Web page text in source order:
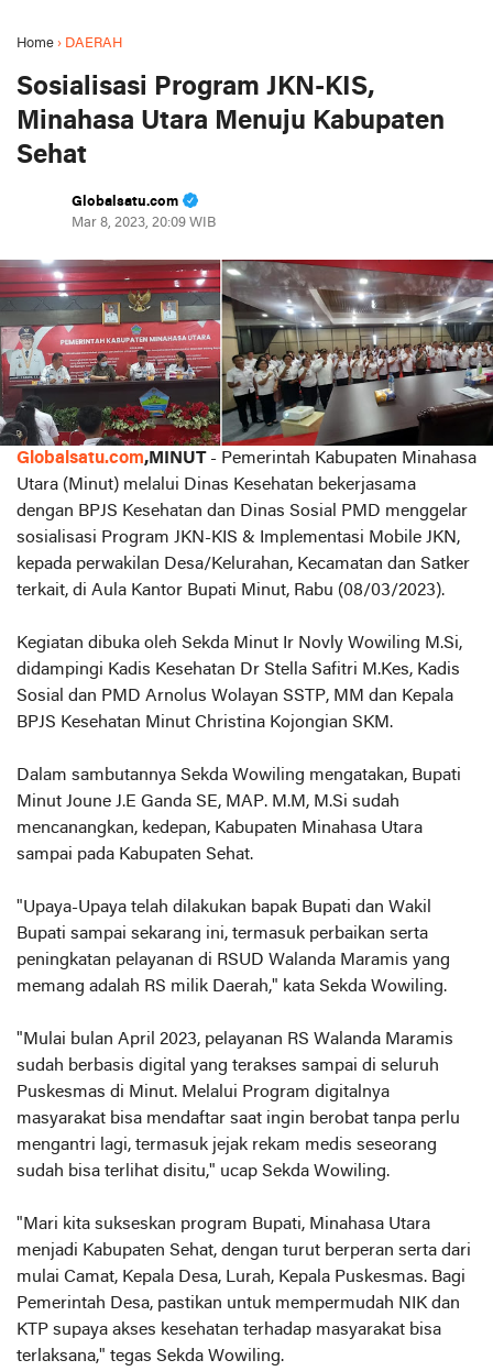
Home › DAERAH
Sosialisasi Program JKN-KIS,
Minahasa Utara Menuju Kabupaten
Sehat
Globalsatu.com
Mar 8, 2023, 20:09 WIB
Globalsatu.com,MINUT- Pemerintah Kabupaten Minahasa
Utara (Minut) melalui Dinas Kesehatan bekerjasama
dengan BPJS Kesehatan dan Dinas Sosial PMD menggelar
sosialisasi Program JKN-KIS & Implementasi Mobile JKN,
kepada perwakilan Desa/Kelurahan, Kecamatan dan Satker
terkait, di Aula Kantor Bupati Minut, Rabu (08/03/2023).
Kegiatan dibuka oleh Sekda Minut Ir Novly Wowiling M.Si,
didampingi Kadis Kesehatan Dr Stella Safitri M.Kes, Kadis
Sosial dan PMD Arnolus Wolayan SSTP, MM dan Kepala
BPJS Kesehatan Minut Christina Kojongian SKM.
Dalam sambutannya Sekda Wowiling mengatakan, Bupati
Minut Joune J.E Ganda SE, MAP. M.M, M.Si sudah
mencanangkan, kedepan, Kabupaten Minahasa Utara
sampai pada Kabupaten Sehat.
"Upaya-Upaya telah dilakukan bapak Bupati dan Wakil
Bupati sampai sekarang ini, termasuk perbaikan serta
peningkatan pelayanan di RSUD Walanda Maramis yang
memang adalah RS milik Daerah," kata Sekda Wowiling.
"Mulai bulan April 2023, pelayanan RS Walanda Maramis
sudah berbasis digital yang terakses sampai di seluruh
Puskesmas di Minut. Melalui Program digitalnya
masyarakat bisa mendaftar saat ingin berobat tanpa perlu
mengantri lagi, termasuk jejak rekam medis seseorang
sudah bisa terlihat disitu," ucap Sekda Wowiling.
"Mari kita sukseskan program Bupati, Minahasa Utara
menjadi Kabupaten Sehat, dengan turut berperan serta dari
mulai Camat, Kepala Desa, Lurah, Kepala Puskesmas. Bagi
Pemerintah Desa, pastikan untuk mempermudah NIK dan
KTP supaya akses kesehatan terhadap masyarakat bisa
terlaksana," tegas Sekda Wowiling.